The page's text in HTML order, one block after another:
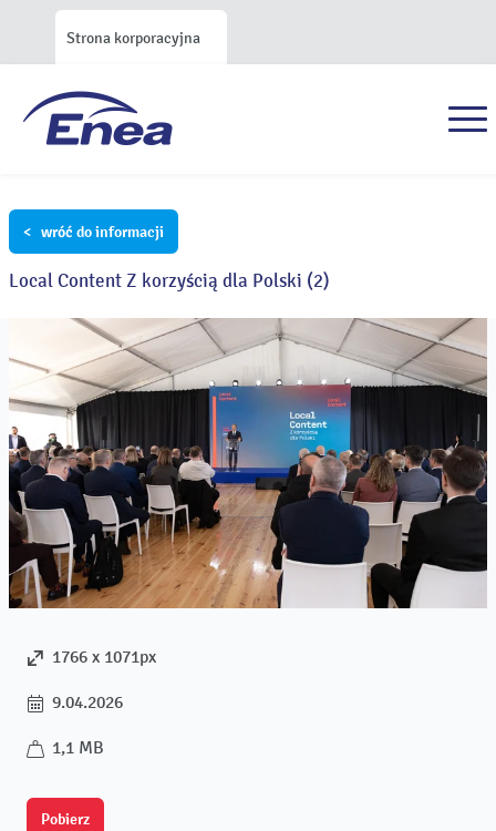
Strona korporacyjna
< wróć do informacji
Local Content Z korzyścią dla Polski (2)
1766 x 1071px
9.04.2026
1,1 MB
Pobierz